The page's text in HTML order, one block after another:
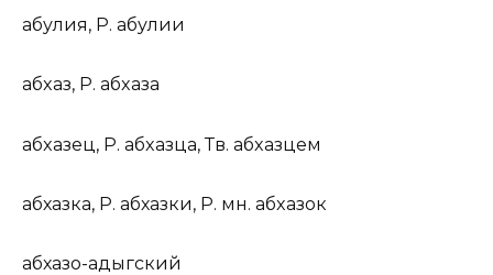
абулия, Р. абулии
aбxаз, Р. aбxазa
aбxазец , Р. aбxазцa,Тв. aбxазцем
абхазка, Р. абхазки, Р. мн. aбxазок
абхазо-адыгский